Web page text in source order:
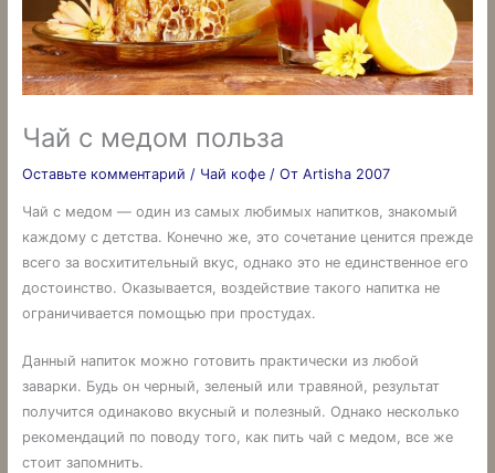
Чай с медом польза
Оставьте комментарий / Чай кофе/ От Artisha 2007
Чай с медом — один из самых любимых напитков, знакомый
каждому с детства. Конечно же, это сочетание ценится прежде
всего за восхитительный вкус, однако это не единственное его
достоинство. Оказывается, воздействие такого напитка не
ограничивается помощью при простудах.
Данный напиток можно готовить практически из любой
заварки. Будь он черный, зеленый или травяной, результат
получится одинаково вкусный и полезный. Однако несколько
рекомендаций по поводу того, как пить чай с медом, все же
стоит запомнить.